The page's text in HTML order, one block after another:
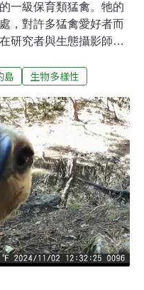
一級保育類猛禽。牠的
，對許多猛禽愛好者而
研究者與生態攝影師眼
變遷，傳統規範式微，
土地上，古老文化與熊
期拍攝鳥類生態紀錄片
個多小時的車來到北部
有過連續五個月、幾乎
次求偶畫面的艱辛經
，不像同為森林性猛禽
皆得導演說：「牠的滯
難在廣闊的天空中，捕
研究牠們更是難上加難
山區，喜歡有大樹
島 生物多樣性